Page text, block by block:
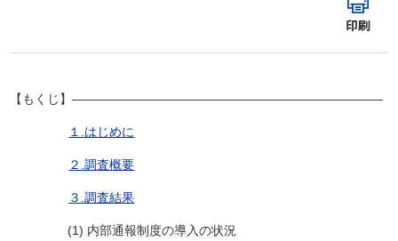
印刷
【もくじ】―――――――――――――――――――――――――
１. はじめに
２.調査概要
３.調査結果
(1) 内部通報制度の導入の状況